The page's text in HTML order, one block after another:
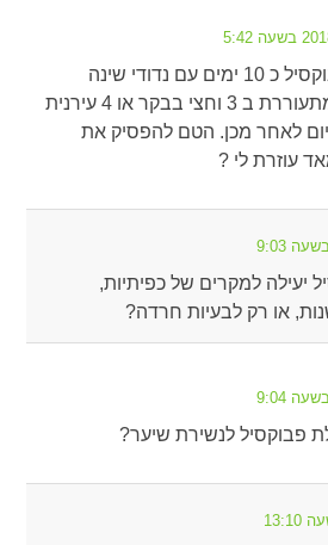
שלום לכם, נוטלת פבוקסיל כ 10 ימים עם נדודי שינה
קשים. נרדמת ב11 ומתעוררת ב 3 וחצי בבקר או 4 עירנית
לאחר מכן. הטם להפסיק את
עוזרת לי ?
יעילה למקרים של כפיתיות,
או רק לבעיות חרדה?
פבוקסיל לנשירת שיער?